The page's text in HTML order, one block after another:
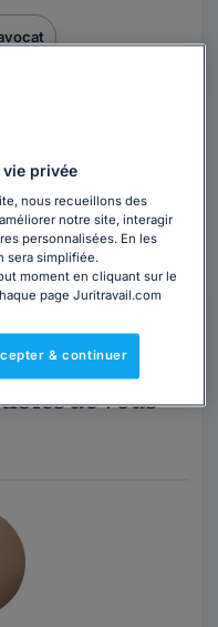
un avocat en
?
de chez vous
de Corbeil-
de vous
privée
nous recueillons des
notre site, interagir
personnalisées. En les
sera simplifiée.
moment en cliquant sur le
page Juritravail.com
& continuer